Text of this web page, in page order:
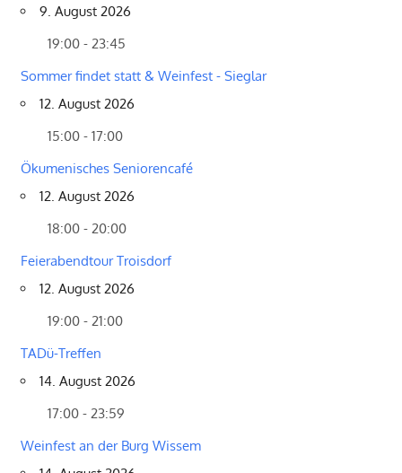
9. August 2026
19:00 - 23:45
Sommer findet statt & Weinfest - Sieglar
12. August 2026
15:00 - 17:00
Ökumenisches Seniorencafé
12. August 2026
18:00 - 20:00
Feierabendtour Troisdorf
12. August 2026
19:00 - 21:00
TADü-Treffen
14. August 2026
17:00 - 23:59
Weinfest an der Burg Wissem